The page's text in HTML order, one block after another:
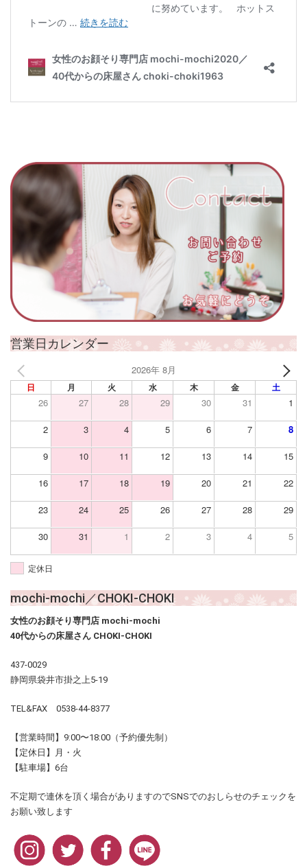
営業日カレンダー
2026年 8月
日 月 火 水 木 金 土
26 27 28 29 30 31 1
2 3 4 5 6 7 8
9 10 11 12 13 14 15
16 17 18 19 20 21 22
23 24 25 26 27 28 29
30 31 1 2 3 4 5
定休日
mochi-mochi／CHOKI-CHOKI
女性のお顔そり専門店 mochi-mochi
40代からの床屋さん CHOKI-CHOKI
437-0029
静岡県袋井市掛之上5-19
TEL&FAX 0538-44-8377
【営業時間】9:00〜18:00（予約優先制）
【定休日】月・火
【駐車場】6台
不定期で連休を頂く場合がありますのでSNSでのおしらせのチェックを
お願い致します